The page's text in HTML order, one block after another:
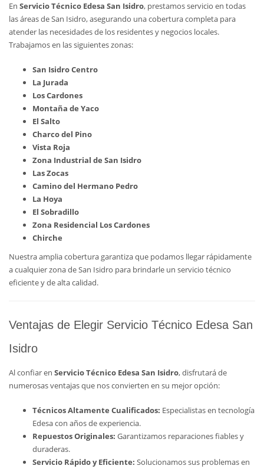
En Servicio Técnico Edesa San Isidro, prestamos servicio en todas
las áreas de San Isidro, asegurando una cobertura completa para
atender las necesidades de los residentes y negocios locales.
Trabajamos en las siguientes zonas:
San Isidro Centro
La Jurada
Los Cardones
Montaña de Yaco
El Salto
Charco del Pino
Vista Roja
Zona Industrial de San Isidro
Las Zocas
Camino del Hermano Pedro
La Hoya
El Sobradillo
Zona Residencial Los Cardones
Chirche
Nuestra amplia cobertura garantiza que podamos llegar rápidamente
a cualquier zona de San Isidro para brindarle un servicio técnico
eficiente y de alta calidad.
Ventajas de Elegir Servicio Técnico Edesa San
Isidro
Al confiar en Servicio Técnico Edesa San Isidro, disfrutará de
numerosas ventajas que nos convierten en su mejor opción:
Técnicos Altamente Cualificados: Especialistas en tecnología
Edesa con años de experiencia.
Repuestos Originales: Garantizamos reparaciones fiables y
duraderas.
Servicio Rápido y Eficiente: Solucionamos sus problemas en